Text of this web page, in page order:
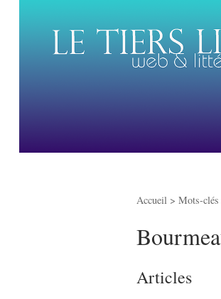
Accueil > Mots-
Articles